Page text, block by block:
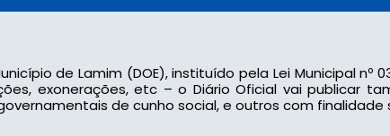
de Lamim (DOE), instituído pela Lei Municipal nº
exonerações, etc – o Diário Oficial vai publicar
de cunho social, e outros com